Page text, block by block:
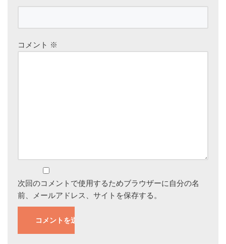
コメント ※
次回のコメントで使用するためブラウザーに自分の名
前、メールアドレス、サイトを保存する。